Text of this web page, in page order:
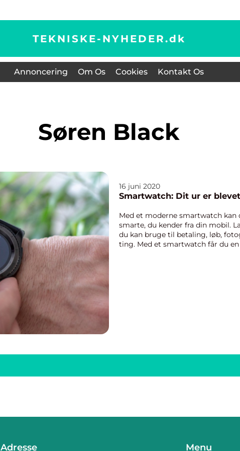
TEKNISKE-NYHEDER.dk
Annoncering Om Os Cookies Kontakt Os
Søren Black
16 juni 2020
Smartwatch: Dit ur er
Med et moderne smartwatch
smarte, du kender fra din mobil.
du kan bruge til betaling, løb,
ting. Med et smartwatch får du
Adresse Menu